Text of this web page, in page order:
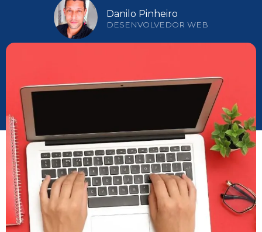
Danilo Pinheiro
DESENVOLVEDOR WEB